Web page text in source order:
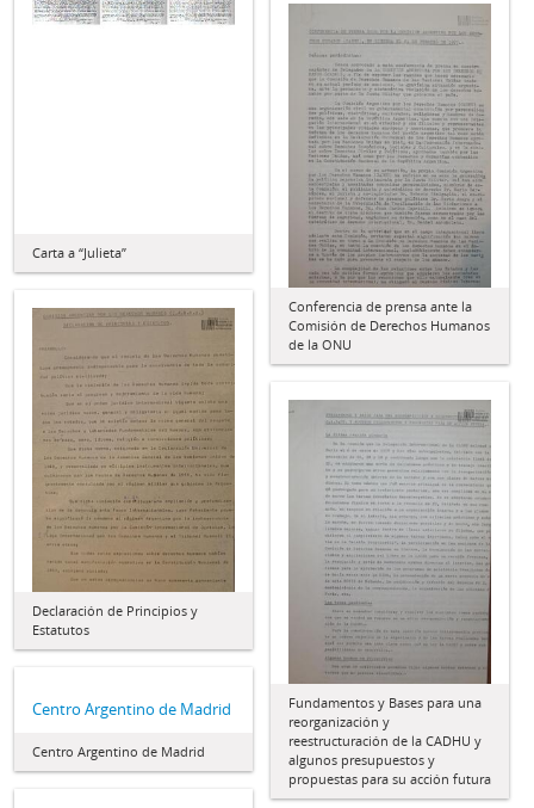
Carta a “Julieta”
Conferencia de prensa ante la
Comisión de Derechos Humanos
de la ONU
Declaración de Principios y
Estatutos
Fundamentos y Bases para una
reorganización y
reestructuración de la CADHU y
algunos presupuestos y
propuestas para su acción futura
Centro Argentino de Madrid
Centro Argentino de Madrid